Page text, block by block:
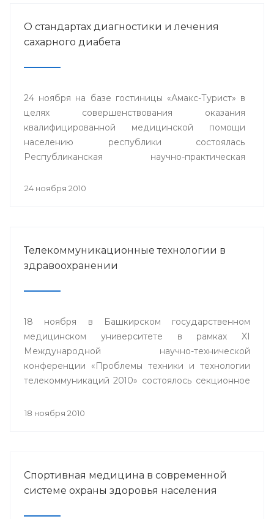
О стандартах диагностики и лечения
сахарного диабета
24 ноября на базе гостиницы «Амакс-Турист» в
целях совершенствования оказания
квалифицированной медицинской помощи
населению республики состоялась
Республиканская научно-практическая
лечения сахарного диабета».
24 ноября 2010
Телекоммуникационные технологии в
здравоохранении
18 ноября в Башкирском государственном
медицинском университете в рамках XI
Международной научно-технической
конференции «Проблемы техники и технологии
телекоммуникаций 2010» состоялось секционное
18 ноября 2010
Спортивная медицина в современной
системе охраны здоровья населения